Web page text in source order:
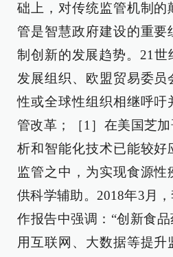
础上，对传统监管机制的
管是智慧政府建设的重要
制创新的发展趋势。21
发展组织、欧盟贸易委
性或全球性组织相继呼吁
管改革；［1］在美国芝
析和智能化技术已能较好
监管之中，为实现食源性
供科学辅助。2018年3月
作报告中强调：“创新食
用互联网、大数据等提